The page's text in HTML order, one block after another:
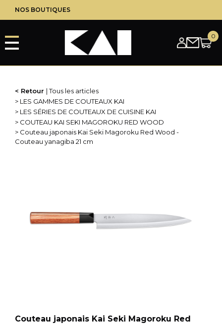
principal
NOS BOUTIQUES
Retour
Tous les articles
LES GAMMES DE COUTEAUX KAI
LES SÉRIES DE COUTEAUX DE CUISINE KAI
COUTEAU KAI SEKI MAGOROKU RED WOOD
Couteau japonais Kai Seki Magoroku Red Wood -
Couteau yanagiba 21 cm
Couteau japonais Kai Seki Magoroku Red